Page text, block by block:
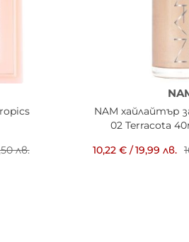
лв.
NAM хайлайтър
02 Terracota
10,22 € /19,99 лв.